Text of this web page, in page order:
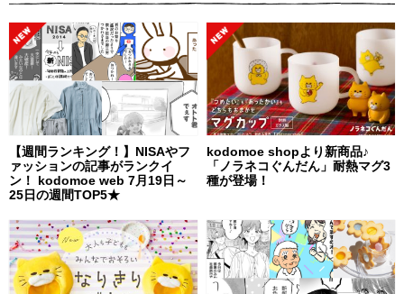
【週間ランキング！】NISAやフ
ァッションの記事がランクイ
ン！ kodomoe web 7月19日～
25日の週間TOP5★
kodomoe shopより新商品♪
「ノラネコぐんだん」耐熱マグ3
種が登場！